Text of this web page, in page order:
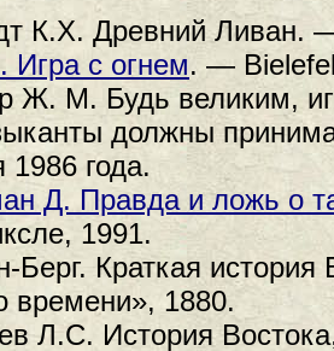
К.Х. Древний Ливан.
Игра с огнем. —
Ж. М. Будь великим,
должны
1986 года.
Д. Правда и ложь о
1991.
Берг. Краткая
времени», 1880.
Л.С. История